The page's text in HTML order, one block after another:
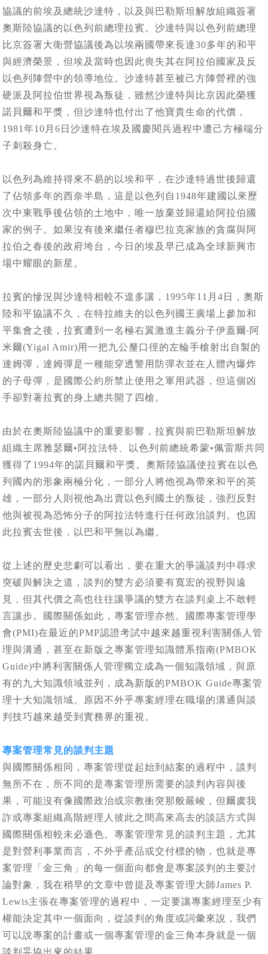
協議的前埃及總統沙達特，以及與巴勒斯坦解放組織簽署
奧斯陸協議的以色列前總理拉賓。沙達特與以色列前總理
比京簽署大衛營協議後為以埃兩國帶來長達30多年的和平
與經濟榮景，但埃及當時也因此喪失其在阿拉伯國家及反
以色列陣營中的領導地位。沙達特甚至被己方陣營裡的強
硬派及阿拉伯世界視為叛徒，雖然沙達特與比京因此榮獲
諾貝爾和平獎，但沙達特也付出了他寶貴生命的代價，
1981年10月6日沙達特在埃及國慶閱兵過程中遭己方極端分
子刺殺身亡。
以色列為維持得來不易的以埃和平，在沙達特過世後歸還
了佔領多年的西奈半島，這是以色列自1948年建國以來歷
次中東戰爭後佔領的土地中，唯一放棄並歸還給阿拉伯國
家的例子。如果沒有後來繼任者穆巴拉克家族的貪腐與阿
拉伯之春後的政府垮台，今日的埃及早已成為全球新興市
場中耀眼的新星。
拉賓的慘況與沙達特相較不遑多讓，1995年11月4日，奧斯
陸和平協議不久，在特拉維夫的以色列國王廣場上參加和
平集會之後，拉賓遭到一名極右翼激進主義分子伊蓋爾‧阿
米爾(Yigal Amir)用一把九公釐口徑的左輪手槍射出自製的
達姆彈，達姆彈是一種能穿透警用防彈衣並在人體內爆炸
的子母彈，是國際公約所禁止使用之軍用武器，但這個凶
手卻對著拉賓的身上總共開了四槍。
由於在奧斯陸協議中的重要影響，拉賓與前巴勒斯坦解放
組織主席雅瑟爾•阿拉法特、以色列前總統希蒙•佩雷斯共同
獲得了1994年的諾貝爾和平獎。奧斯陸協議使拉賓在以色
列國內的形象兩極分化，一部分人將他視為帶來和平的英
雄，一部分人則視他為出賣以色列國土的叛徒，強烈反對
他與被視為恐怖分子的阿拉法特進行任何政治談判。也因
此拉賓去世後，以巴和平無以為繼。
從上述的歷史悲劇可以看出，要在重大的爭議談判中尋求
突破與解決之道，談判的雙方必須要有寬宏的視野與遠
見，但其代價之高也往往讓爭議的雙方在談判桌上不敢輕
言讓步。國際關係如此，專案管理亦然。國際專案管理學
會(PMI)在最近的PMP認證考試中越來越重視利害關係人管
理與溝通，甚至在新版之專案管理知識體系指南(PMBOK
Guide)中將利害關係人管理獨立成為一個知識領域，與原
有的九大知識領域並列，成為新版的PMBOK Guide專案管
理十大知識領域。原因不外乎專案經理在職場的溝通與談
判技巧越來越受到實務界的重視。
專案管理常見的談判主題
與國際關係相同，專案管理從起始到結案的過程中，談判
無所不在，所不同的是專案管理所需要的談判內容與後
果，可能沒有像國際政治或宗教衝突那般嚴峻，但爾虞我
詐或專案組織高階經理人彼此之間高來高去的談話方式與
國際關係相較未必遜色。專案管理常見的談判主題，尤其
是對營利事業而言，不外乎產品或交付標的物，也就是專
案管理「金三角」的每一個面向都會是專案談判的主要討
論對象，我在稍早的文章中曾提及專案管理大師James P.
Lewis主張在專案管理的過程中，一定要讓專案經理至少有
權能決定其中一個面向，從談判的角度或詞彙來說，我們
可以說專案的計畫或一個專案管理的金三角本身就是一個
談判妥協出來的結果。